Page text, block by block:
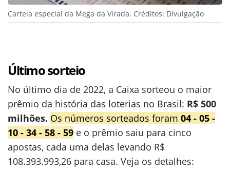
Cartela especial da Mega da Virada. Créditos: Divulgação
Último sorteio
No último dia de 2022, a Caixa sorteou o maior
prêmio da história das loterias no Brasil: R$ 500
milhões. Os números sorteados foram 04 - 05 -
10 - 34 - 58 - 59 e o prêmio saiu para cinco
apostas, cada uma delas levando R$
108.393.993,26 para casa. Veja os detalhes: